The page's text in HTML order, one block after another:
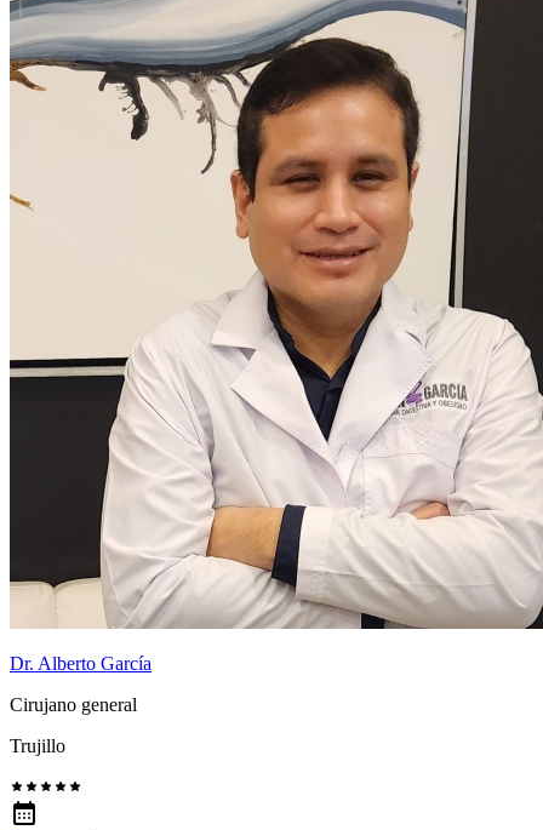
Dr. Alberto García
Cirujano general
Trujillo